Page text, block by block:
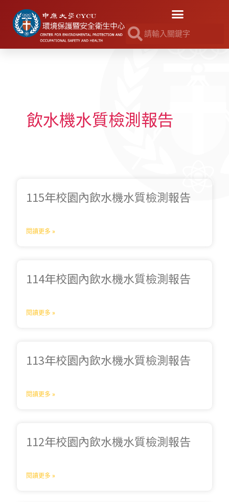
飲水機水質檢測報告
115年校園內飲水機水質檢測報告
閱讀更多 »
114年校園內飲水機水質檢測報告
閱讀更多 »
113年校園內飲水機水質檢測報告
閱讀更多 »
112年校園內飲水機水質檢測報告
閱讀更多 »